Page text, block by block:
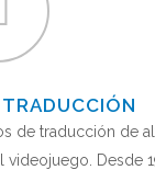
de traducción de
videojuego. Desde